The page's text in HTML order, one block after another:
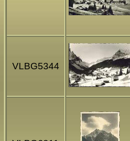
VLBG5344